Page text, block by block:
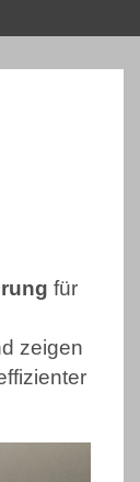
für
zeigen